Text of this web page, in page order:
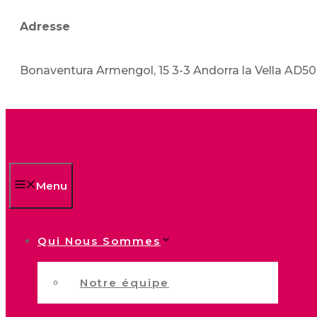
Adresse
Bonaventura Armengol, 15 3-3 Andorra la Vella
Menu
Qui Nous Sommes
Notre équipe